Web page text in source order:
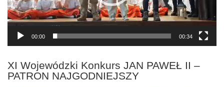
00:00 00:34
XI Wojewódzki Konkurs JAN PAWEŁ II –
PATRON NAJGODNIEJSZY